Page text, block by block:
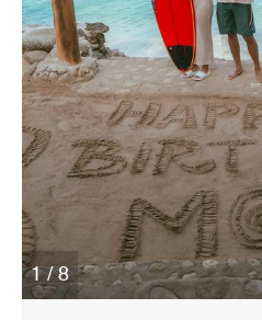
1 / 8